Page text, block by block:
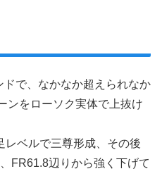
ドで、なかなか超えられなか
ンをローソク実体で上抜け
レベルで三尊形成、その後
FR61.8辺りから強く下げて